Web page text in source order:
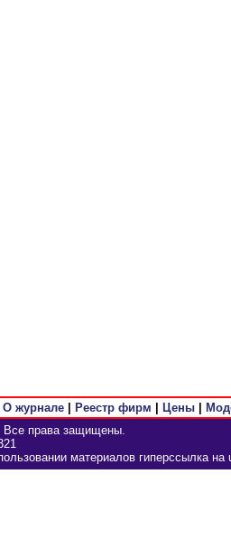
О журнале| Реестр фирм Цены|
Все права защищены.
материалов гиперссылка на